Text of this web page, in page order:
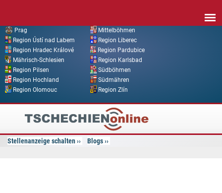
Prag
Mittelböhmen
Region Ústí nad Labem
Region Liberec
Region Hradec Králové
Region Pardubice
Mährisch-Schlesien
Region Karlsbad
Region Pilsen
Südböhmen
Region Hochland
Südmähren
Region Olomouc
Region Zlín
Tschechien
Online
Stellenanzeige schalten Blogs